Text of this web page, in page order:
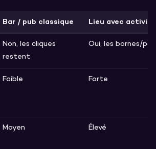
Bar / pub classique Lieu avec
Non, les cliques
restent
Oui, les bornes/
Faible Forte
Moyen Élevé